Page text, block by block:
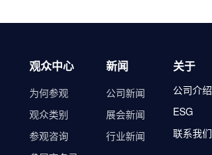
观众中心
为何参观
观众类别
参观咨询
新闻
公司新闻
展会新闻
行业新闻
关于
公司介绍
ESG
联系我们